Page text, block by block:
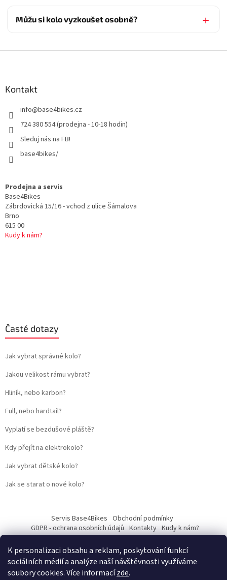
K personalizaci obsahu a reklam, poskytování funkcí
sociálních médií a analýze naší návštěvnosti využíváme
soubory cookies. Více informacízde.
Můžu si kolo vyzkoušet osobně?
Kontakt
info@base4bikes.cz
724 380 554 (prodejna - 10-18 hodin)
Sleduj nás na FB!
base4bikes/
Prodejna a servis
Base4Bikes
Zábrdovická 15/16 - vchod z ulice Šámalova
Brno
615 00
Kudy k nám?
Časté dotazy
Jak vybrat správné kolo?
Jakou velikost rámu vybrat?
Hliník, nebo karbon?
Full, nebo hardtail?
Vyplatí se bezdušové pláště?
Kdy přejít na elektrokolo?
Jak vybrat dětské kolo?
Jak se starat o nové kolo?
Servis Base4Bikes Obchodní podmínky
GDPR - ochrana osobních údajů Kontakty Kudy k nám?